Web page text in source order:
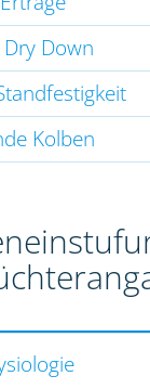
Down
Kolben